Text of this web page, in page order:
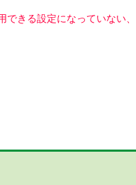
できる設定になっていない